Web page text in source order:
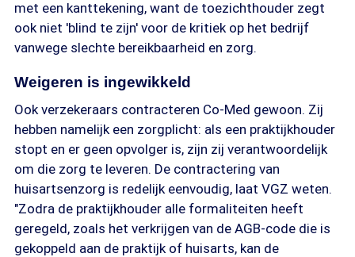
met een kanttekening, want de toezichthouder zegt
ook niet 'blind te zijn' voor de kritiek op het bedrijf
vanwege slechte bereikbaarheid en zorg.
Weigeren is ingewikkeld
Ook verzekeraars contracteren Co-Med gewoon. Zij
hebben namelijk een zorgplicht: als een praktijkhouder
stopt en er geen opvolger is, zijn zij verantwoordelijk
om die zorg te leveren. De contractering van
huisartsenzorg is redelijk eenvoudig, laat VGZ weten.
"Zodra de praktijkhouder alle formaliteiten heeft
geregeld, zoals het verkrijgen van de AGB-code die is
gekoppeld aan de praktijk of huisarts, kan de